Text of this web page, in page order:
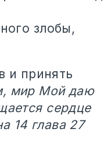
злобы,
и принять
мир Мой даю
сердце
14 глава 27